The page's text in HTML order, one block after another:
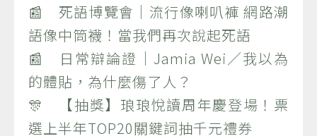
📰 死語博覽會｜流行像喇叭褲 網路潮
語像中筒襪！當我們再次說起死語
📰 日常辯論證｜Jamia Wei／我以為
的體貼，為什麼傷了人？
🎊 【抽獎】琅琅悅讀周年慶登場！票
選上半年TOP20關鍵詞抽千元禮券